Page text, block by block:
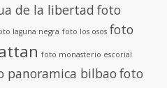
de la libertad foto
laguna negra foto los osos foto
foto monasterio escorial
panoramica bilbao foto